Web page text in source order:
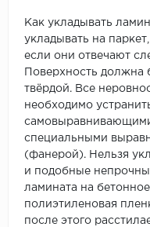
Как укладывать
укладывать на
если они отвечают
Поверхность должна
твёрдой. Все
необходимо
специальными
(фанерой). Нельзя
и подобные
ламината на
полиэтиленовая
после этого